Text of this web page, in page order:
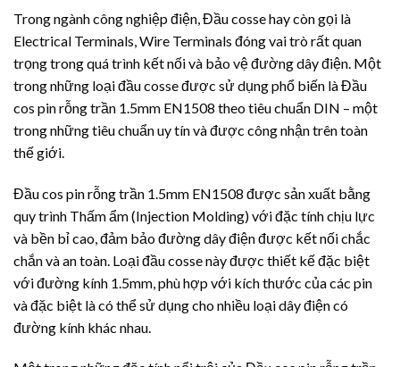
Trong ngành công nghiệp điện, Đầu cosse hay còn gọi là
Electrical Terminals, Wire Terminals đóng vai trò rất quan
trọng trong quá trình kết nối và bảo vệ đường dây điện. Một
trong những loại đầu cosse được sử dụng phổ biến là Đầu
cos pin rỗng trần 1.5mm EN1508 theo tiêu chuẩn DIN – một
trong những tiêu chuẩn uy tín và được công nhận trên toàn
thế giới.
Đầu cos pin rỗng trần 1.5mm EN1508 được sản xuất bằng
quy trình Thấm ẩm (Injection Molding) với đặc tính chịu lực
và bền bỉ cao, đảm bảo đường dây điện được kết nối chắc
chắn và an toàn. Loại đầu cosse này được thiết kế đặc biệt
với đường kính 1.5mm, phù hợp với kích thước của các pin
và đặc biệt là có thể sử dụng cho nhiều loại dây điện có
đường kính khác nhau.